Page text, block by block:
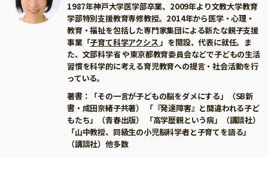
1987年神⼾⼤学医学部卒業、2009年より⽂教⼤学教育
学部特別⽀援教育専修教授。2014年から医学・⼼理・
教育・福祉を包括した専⾨家集団による新たな親⼦⽀援
事業「⼦育て科学アクシス」を開設、代表に就任。ま
た、⽂部科学省 や東京都教育委員会などで⼦どもの⽣活
習慣を科学的に考える育児教育への提⾔・社会活動を⾏
っている。
著書：「その⼀⾔が⼦どもの脳をダメにする」（SB新
書・成⽥奈緒⼦共著） 「『発達障害』と間違われる⼦ど
もたち」（⻘春出版） 「⾼学歴親という病」（講談社）
「⼭中教授、同級⽣の⼩児脳科学者と⼦育てを語る」
（講談社）他多数